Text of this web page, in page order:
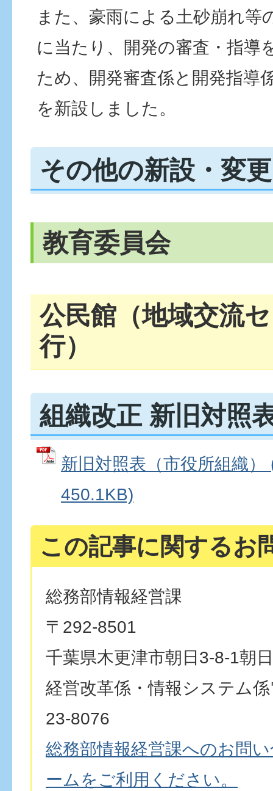
また、豪雨による土砂崩れ等
に当たり、開発の審査・指導
ため、開発審査係と開発指導
を新設しました。
その他の新設・変
教育委員会
公民館（地域交流
行）
組織改正 新旧対照
新旧対照表（市役所組織
450.1KB)
この記事に関するお
総務部情報経営課
〒292-8501
千葉県木更津市朝日3-8-1朝
経営改革係・情報システム
23-8076
総務部情報経営課へのお問
ームをご利用ください。